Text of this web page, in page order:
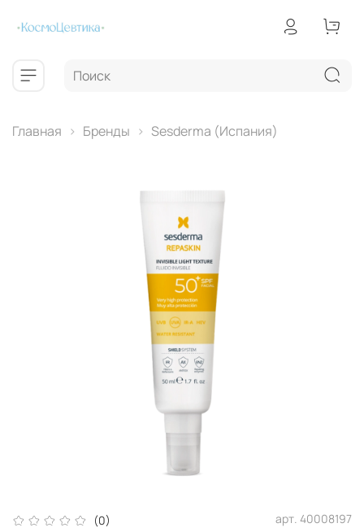
Главная Бренды Sesderma (Испания)
(0) арт. 40008197